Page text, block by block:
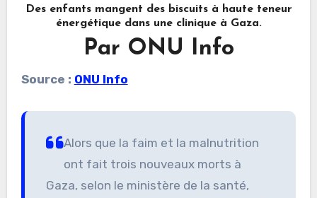
Des enfants mangent des biscuits à haute teneur
énergétique dans une clinique à Gaza.
Par ONU Info
Source : ONU Info
Alors que la faim et la malnutrition
ont fait trois nouveaux morts à
Gaza, selon le ministère de la santé,